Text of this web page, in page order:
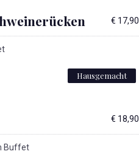
€ 17,90
Hausgemacht
€ 18,90
Buffet